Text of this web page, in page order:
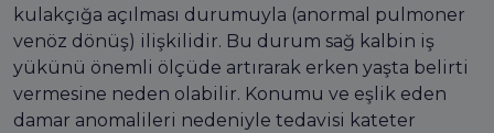
kulakçığa açılması durumuyla (anormal pulmoner
venöz dönüş) ilişkilidir. Bu durum sağ kalbin iş
yükünü önemli ölçüde artırarak erken yaşta belirti
vermesine neden olabilir. Konumu ve eşlik eden
damar anomalileri nedeniyle tedavisi kateter